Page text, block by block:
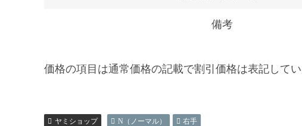
備考
価格の項目は通常価格の記載で割引価格は表記してい
ヤミショップ N（ノーマル） 右手